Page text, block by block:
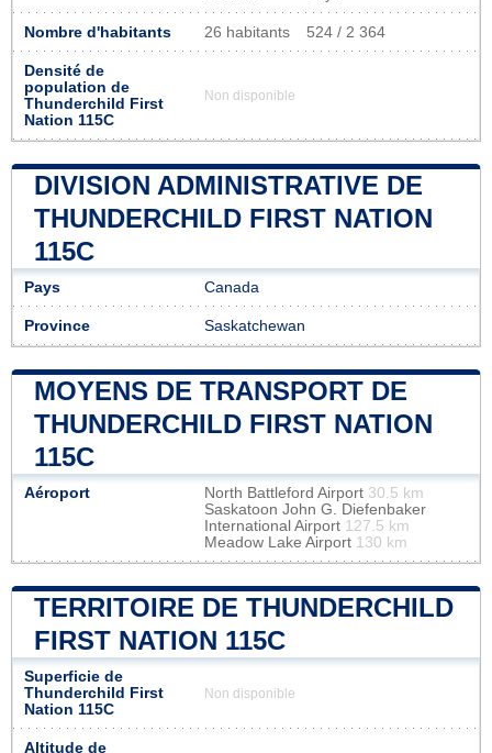
Nombre d'habitants 26 habitants 524 / 2 364
Densité de
population de
Thunderchild First
Nation 115C
Non disponible
DIVISION ADMINISTRATIVE DE
THUNDERCHILD FIRST NATION
115C
Pays Canada
Province Saskatchewan
MOYENS DE TRANSPORT DE
THUNDERCHILD FIRST NATION
115C
Aéroport North Battleford Airport 30.5 km
Saskatoon John G. Diefenbaker
International Airport 127.5 km
Meadow Lake Airport 130 km
TERRITOIRE DE THUNDERCHILD
FIRST NATION 115C
Superficie de
Thunderchild First
Nation 115C
Non disponible
Altitude de